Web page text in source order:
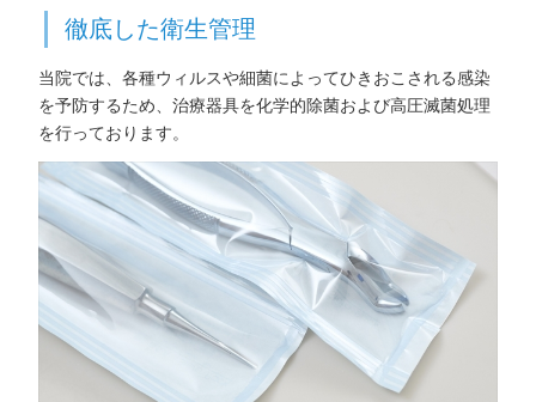
徹底した衛生管理
当院では、各種ウィルスや細菌によってひきおこされる感染
を予防するため、治療器具を化学的除菌および高圧滅菌処理
を行っております。